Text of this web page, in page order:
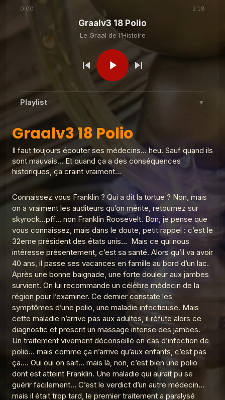
Le Graal de l'Histoire Graalv3 7 Papes
Le Graal de l'Histoire Graalv3 8 Bière
Le Graal de l'Histoire
Le Graal de l'Histoire Graalv3 10 Lénine
Le Graal de l'Histoire Graalv3 11 Cuba
0:00 2:18
Graalv3 18 Polio
Le Graal de l'Histoire
Playlist ▼
Le Graal de l'Histoire
2
Graalv3 31 Franco de port
Le Graal de l'Histoire
Graalv3 30 La barbe
4
Graalv3 29 Scaphandre
Le Graal de l'Histoire
5
Graalv3 28 Golf
Le Graal de l'Histoire
Graalv3 27 Etiquette
Le Graal de l'Histoire
7
Graalv3 26 La bombe
Le Graal de l'Histoire
8
Graalv3 25 Jeux Olympiques vite !
Le Graal de l'Histoire
9
Graalv3 24 Anti-missile
Le Graal de l'Histoire
10
Le Graal de l'histoire, la compile 1
Le Graal de l'Histoire
Graalv3 18 Polio
Il faut toujours écouter ses médecins… heu. Sauf quand ils
sont mauvais… Et quand ça a des conséquences
historiques, ça craint vraiment…
Connaissez vous Franklin ? Qui a dit la tortue ? Non, mais
on a vraiment les auditeurs qu’on mérite, retournez sur
skyrock…pff… non Franklin Roosevelt. Bon, je pense que
vous connaissez, mais dans le doute, petit rappel : c’est le
32eme président des états unis… Mais ce qui nous
intéresse présentement, c’est sa santé. Alors qu’il va avoir
40 ans, il passe ses vacances en famille au bord d’un lac.
Après une bonne baignade, une forte douleur aux jambes
survient. On lui recommande un célèbre médecin de la
région pour l’examiner. Ce dernier constate les
symptômes d’une polio, une maladie infectieuse. Mais
cette maladie n’arrive pas aux adultes, il réfute alors ce
diagnostic et prescrit un massage intense des jambes.
Un traitement vivement déconseillé en cas d’infection de
polio… mais comme ça n’arrive qu’aux enfants, c’est pas
ça…. Oui oui on sait… mais là, non, c’est bien une polio
dont est atteint Franklin. Une maladie qui aurait pu se
guérir facilement… C’est le verdict d’un autre médecin…
mais il était trop tard, le premier traitement a paralysé